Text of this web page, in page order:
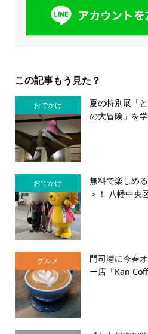
この記事もう見た？
おでかけ
夏の特別展「
の大冒険」を
おでかけ
無料で楽しめ
＞！ 八幡中央
グルメ
門司港に今春
ー店「Kan